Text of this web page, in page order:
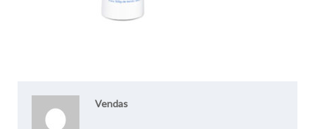
Vendas